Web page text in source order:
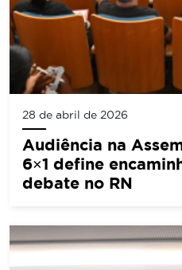
28 de abril de 2026
Audiência na
6×1 define
debate no RN